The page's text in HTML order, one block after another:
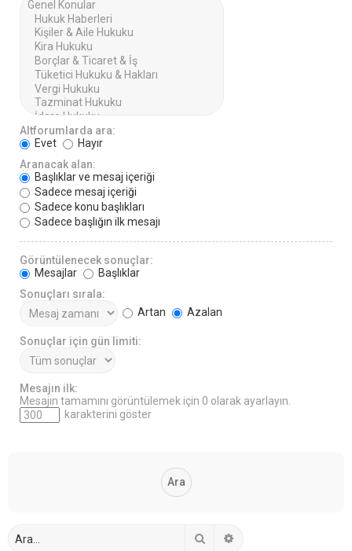
Altforumlarda ara:
Evet
Hayır
Aranacak alan:
Başlıklar ve mesaj içeriği
Sadece mesaj içeriği
Sadece konu başlıkları
Sadece başlığın ilk mesajı
Görüntülenecek sonuçlar:
Mesajlar
Başlıklar
Sonuçları sırala:
Artan
Azalan
Sonuçlar için gün limiti:
Mesajın ilk:
Mesajın tamamını görüntülemek için 0 olarak ayarlayın.
karakterini göster